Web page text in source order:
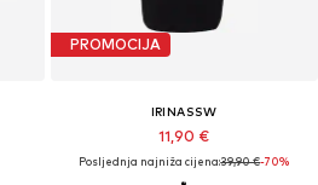
PROMOCIJA
IRINASSW
11,90 €
Posljednja najniža cijena:39,90 €-70%